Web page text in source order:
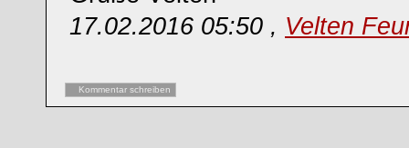
17.02.2016 05:50 , Velten
Kommentar schreiben